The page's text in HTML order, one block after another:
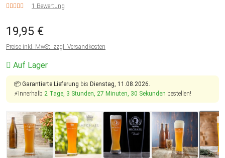
1 Bewertung
19,95 €
Preise inkl. MwSt. zzgl. Versandkosten
Auf Lager
📦 Garantierte Lieferung bis Dienstag, 11.08.2026.
⚡Innerhalb 2 Tage, 3 Stunden, 27 Minuten, 30 Sekunden bestellen!